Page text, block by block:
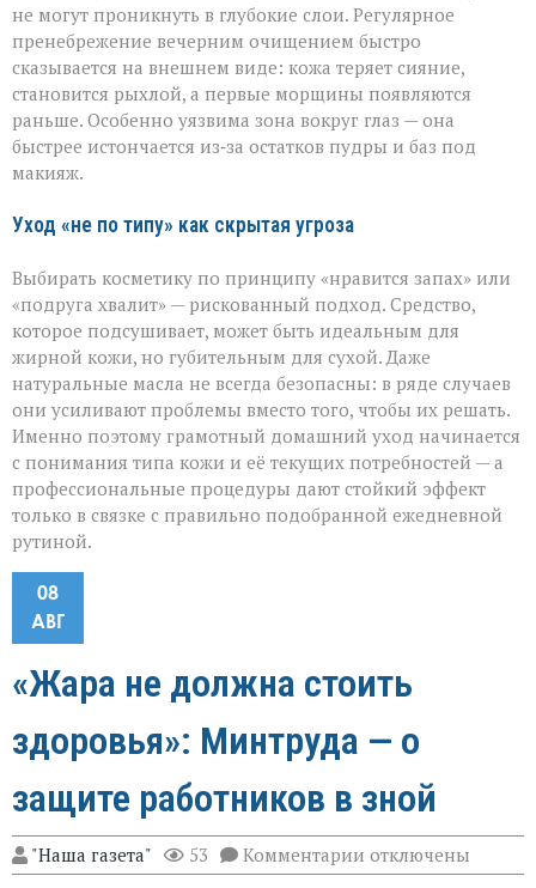
не могут проникнуть в глубокие слои. Регулярное
пренебрежение вечерним очищением быстро
сказывается на внешнем виде: кожа теряет сияние,
становится рыхлой, а первые морщины появляются
раньше. Особенно уязвима зона вокруг глаз — она
быстрее истончается из‑за остатков пудры и баз под
макияж.
Уход «не по типу» как скрытая угроза
Выбирать косметику по принципу «нравится запах» или
«подруга хвалит» — рискованный подход. Средство,
которое подсушивает, может быть идеальным для
жирной кожи, но губительным для сухой. Даже
натуральные масла не всегда безопасны: в ряде случаев
они усиливают проблемы вместо того, чтобы их решать.
Именно поэтому грамотный домашний уход начинается
с понимания типа кожи и её текущих потребностей — а
профессиональные процедуры дают стойкий эффект
только в связке с правильно подобранной ежедневной
рутиной.
08
АВГ
«Жара не должна стоить
здоровья»: Минтруда — о
защите работников в зной
"Наша газета" 53 Комментарии к
записи
отключены